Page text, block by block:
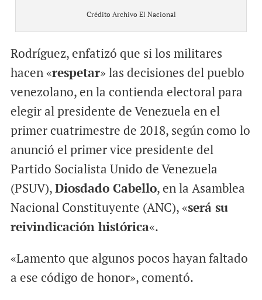
Crédito Archivo El Nacional
Rodríguez, enfatizó que si los militares
hacen «respetar» las decisiones del pueblo
venezolano, en la contienda electoral para
elegir al presidente de Venezuela en el
primer cuatrimestre de 2018, según como lo
anunció el primer vice presidente del
Partido Socialista Unido de Venezuela
(PSUV),Diosdado Cabello, en la Asamblea
Nacional Constituyente (ANC), «será su
reivindicación histórica«.
«Lamento que algunos pocos hayan faltado
a ese código de honor», comentó.